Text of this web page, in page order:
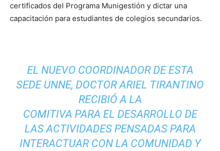
certificados del Programa Munigestión y dictar una
capacitación para estudiantes de colegios secundarios.
EL NUEVO COORDINADOR DE ESTA
SEDE UNNE, DOCTOR ARIEL TIRANTINO
RECIBIÓ A LA
COMITIVA PARA EL DESARROLLO DE
LAS ACTIVIDADES PENSADAS PARA
INTERACTUAR CON LA COMUNIDAD Y